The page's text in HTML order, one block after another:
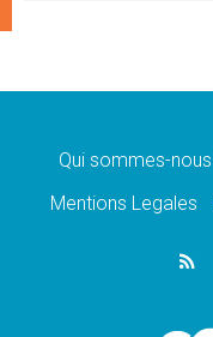
Léon
Qui sommes-
Mentions Legales